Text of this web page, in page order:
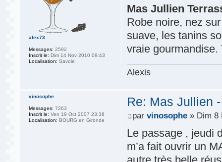
Mas Jullien
Robe noire, nez
suave, les tanins
vraie gourmandise.
Alexis
alex73
Messages: 2592
Inscrit le: Dim 14 Nov 2010 09:43
Localisation: Savoie
Re: Mas Jullien
parvinosophe » Dim 8
Le passage , jeudi
m’a fait ouvrir un
vinosophe
Messages: 7263
Inscrit le: Ven 19 Oct 2007 23:38
Localisation: BOURG en Gironde